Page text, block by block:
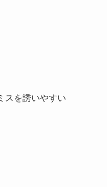
スを誘いやすい